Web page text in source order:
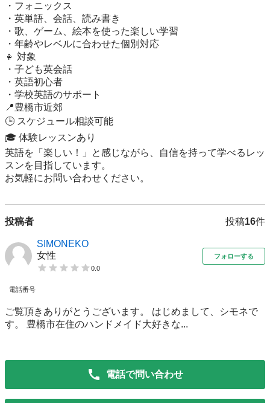
・フォニックス
・英単語、会話、読み書き
・歌、ゲーム、絵本を使った楽しい学習
・年齢やレベルに合わせた個別対応
👧 対象
・子ども英会話
・英語初心者
・学校英語のサポート
📍豊橋市近郊
🕒 スケジュール相談可能
🎓 体験レッスンあり
英語を「楽しい！」と感じながら、自信を持って学べるレッ
スンを目指しています。
お気軽にお問い合わせください。
投稿者 投稿16件
SIMONEKO
女性
0.0
フォローする
電話番号
ご覧頂きありがとうございます。 はじめまして、シモネで
す。 豊橋市在住のハンドメイド大好きな...
電話で問い合わせ